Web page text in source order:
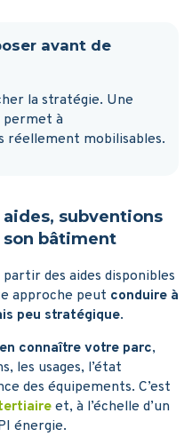
avant de
la stratégie. Une
permet à
réellement mobilisables.
subventions
son bâtiment
des aides disponibles
approche peut conduire à
peu stratégique.
connaître votre parc,
les usages, l’état
des équipements. C’est
et, à l’échelle d’un
énergie.